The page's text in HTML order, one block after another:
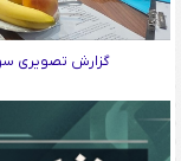
گزارش تصویری